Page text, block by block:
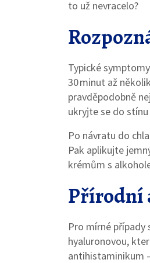
to už nevracelo?
Typické
30 minut až
pravděpodobně
ukryjte se do
Po návratu do
Pak aplikujte
krémům s
Přírodní
Pro mírné
hyaluronovou,
antihistaminikum